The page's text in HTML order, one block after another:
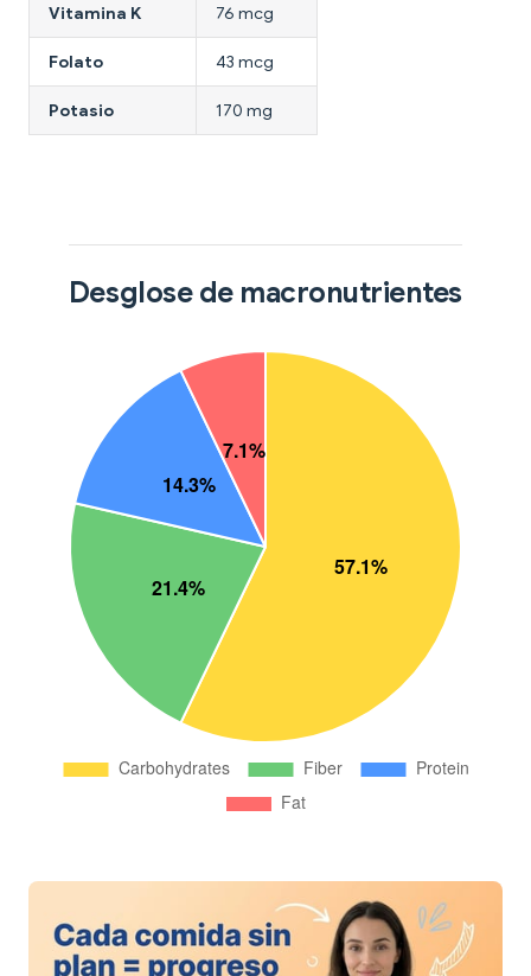
Vitamina K 76 mcg
Folato 43 mcg
Potasio 170 mg
Desglose de macronutrientes